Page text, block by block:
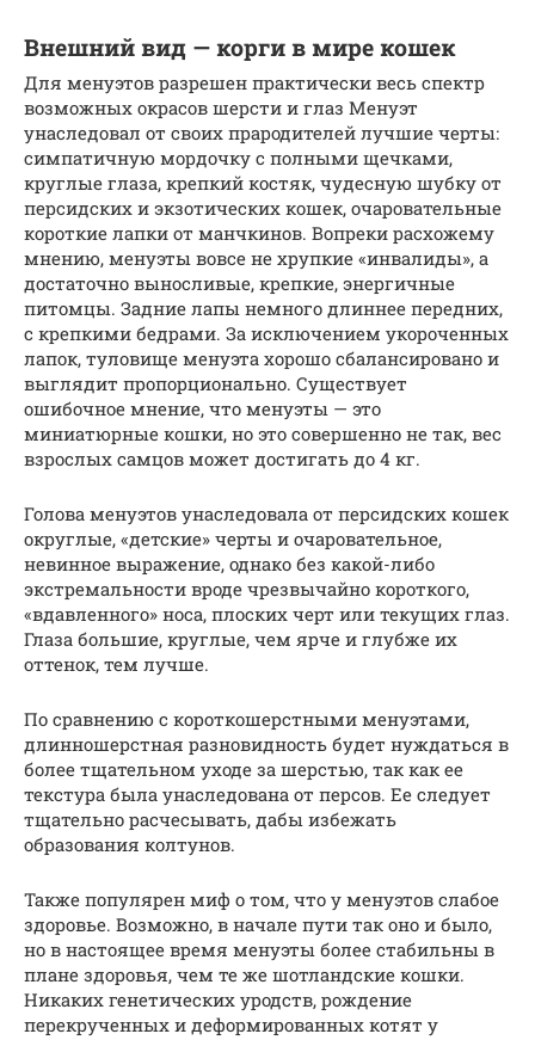
Внешний вид — корги в мире кошек
Для менуэтов разрешен практически весь спектр
возможных окрасов шерсти и глаз Менуэт
унаследовал от своих прародителей лучшие черты:
симпатичную мордочку с полными щечками,
круглые глаза, крепкий костяк, чудесную шубку от
персидских и экзотических кошек, очаровательные
короткие лапки от манчкинов. Вопреки расхожему
мнению, менуэты вовсе не хрупкие «инвалиды», а
достаточно выносливые, крепкие, энергичные
питомцы. Задние лапы немного длиннее передних,
с крепкими бедрами. За исключением укороченных
лапок, туловище менуэта хорошо сбалансировано и
выглядит пропорционально. Существует
ошибочное мнение, что менуэты — это
миниатюрные кошки, но это совершенно не так, вес
взрослых самцов может достигать до 4 кг.
Голова менуэтов унаследовала от персидских кошек
округлые, «детские» черты и очаровательное,
невинное выражение, однако без какой-либо
экстремальности вроде чрезвычайно короткого,
«вдавленного» носа, плоских черт или текущих глаз.
Глаза большие, круглые, чем ярче и глубже их
оттенок, тем лучше.
По сравнению с короткошерстными менуэтами,
длинношерстная разновидность будет нуждаться в
более тщательном уходе за шерстью, так как ее
текстура была унаследована от персов. Ее следует
тщательно расчесывать, дабы избежать
образования колтунов.
Также популярен миф о том, что у менуэтов слабое
здоровье. Возможно, в начале пути так оно и было,
но в настоящее время менуэты более стабильны в
плане здоровья, чем те же шотландские кошки.
Никаких генетических уродств, рождение
перекрученных и деформированных котят у